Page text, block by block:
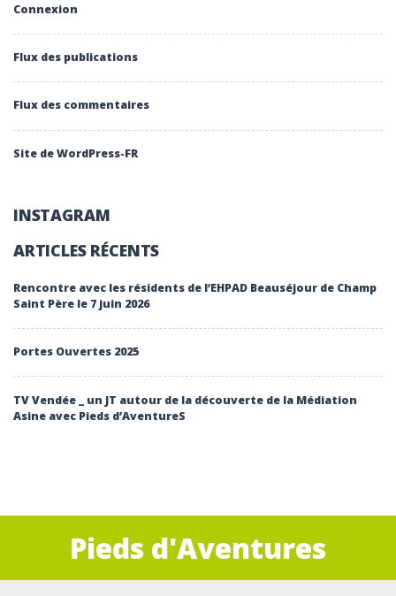
Connexion
Flux des publications
Flux des commentaires
Site de WordPress-FR
INSTAGRAM
ARTICLES RÉCENTS
Rencontre avec les résidents de l’EHPAD Beauséjour de Champ
Saint Père le 7 juin 2026
Portes Ouvertes 2025
TV Vendée _ un JT autour de la découverte de la Médiation
Asine avec Pieds d’AventureS
Pieds d'Aventures